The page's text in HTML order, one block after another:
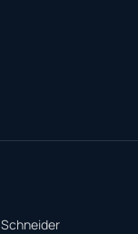
Schneider